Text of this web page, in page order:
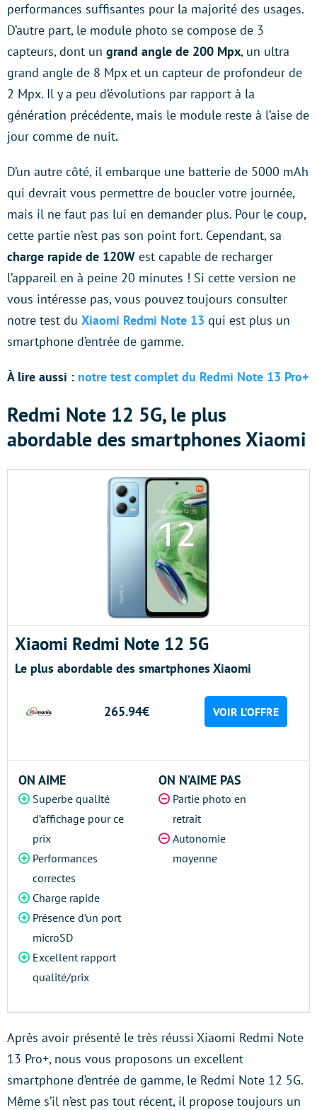
performances suffisantes pour la majorité des usages.
D’autre part, le module photo se compose de 3
capteurs, dont un grand angle de 200 Mpx, un ultra
grand angle de 8 Mpx et un capteur de profondeur de
2 Mpx. Il y a peu d’évolutions par rapport à la
génération précédente, mais le module reste à l’aise de
jour comme de nuit.
D’un autre côté, il embarque une batterie de 5000 mAh
qui devrait vous permettre de boucler votre journée,
mais il ne faut pas lui en demander plus. Pour le coup,
cette partie n’est pas son point fort. Cependant, sa
charge rapide de 120W est capable de recharger
l’appareil en à peine 20 minutes ! Si cette version ne
vous intéresse pas, vous pouvez toujours consulter
notre test du Xiaomi Redmi Note 13 qui est plus un
smartphone d’entrée de gamme.
À lire aussi : notre test complet du Redmi Note 13 Pro+
Redmi Note 12 5G, le plus
abordable des smartphones Xiaomi
Xiaomi Redmi Note 12 5G
Le plus abordable des smartphones Xiaomi
265.94€ VOIR L’OFFRE
ON AIME
Superbe qualité
d’affichage pour ce
prix
Performances
correctes
Charge rapide
Présence d’un port
microSD
Excellent rapport
qualité/prix
ON N’AIME PAS
Partie photo en
retrait
Autonomie
moyenne
Après avoir présenté le très réussi Xiaomi Redmi Note
13 Pro+, nous vous proposons un excellent
smartphone d’entrée de gamme, le Redmi Note 12 5G.
Même s’il n’est pas tout récent, il propose toujours un